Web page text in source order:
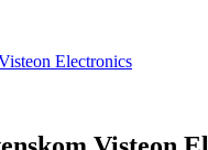
Electronics